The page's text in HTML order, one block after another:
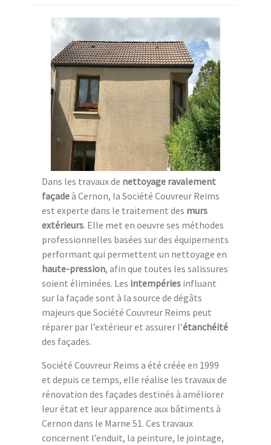
Dans les travaux de nettoyage ravalement
façadeà Cernon, la Société Couvreur Reims
est experte dans le traitement des murs
extérieurs. Elle met en oeuvre ses méthodes
professionnelles basées sur des équipements
performant qui permettent un nettoyage en
haute-pression, afin que toutes les salissures
soient éliminées. Les intempéries influant
sur la façade sont à la source de dégâts
majeurs que Société Couvreur Reims peut
réparer par l’extérieur et assurer l’étanchéité
des façades.
Société Couvreur Reims a été créée en 1999
et depuis ce temps, elle réalise les travaux de
rénovation des façades destinés à améliorer
leur état et leur apparence aux bâtiments à
Cernon dans le Marne 51. Ces travaux
concernent l’enduit, la peinture, le jointage,